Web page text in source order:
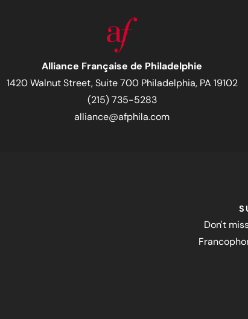
Alliance Française de Philadelphie
1420 Walnut Street, Suite 700 Philadelphia, PA 19102
(215) 735-5283
alliance@afphila.com
Don't